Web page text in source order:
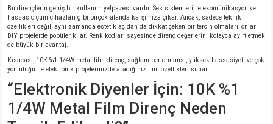
Bu dirençlerin geniş bir kullanım yelpazesi vardır. Ses sistemleri, telekomünikasyon ve
hassas ölçüm cihazları gibi birçok alanda karşımıza çıkar. Ancak, sadece teknik
özellikleri değil, aynı zamanda estetik açıdan da dikkat çeken bir tercih olmaları, onları
DIY projelerde popüler kılar. Renk kodları sayesinde direnç değerlerini kolayca ayırt etmek
de büyük bir avantaj.
Kısacası, 10K %1 1/4W metal film direnç, sağlam performansı, yüksek hassasiyeti ve çok
yönlülüğü ile elektronik projelerinizde aradığınız tüm özellikleri sunar.
“Elektronik Diyenler İçin: 10K %1
1/4W Metal Film Direnç Neden